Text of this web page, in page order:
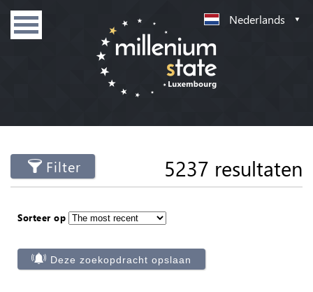
Nederlands
Filter 5237 resultaten
Sorteer op
Deze zoekopdracht opslaan